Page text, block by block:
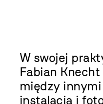
W swojej
Fabian Knecht
między
instalacją i